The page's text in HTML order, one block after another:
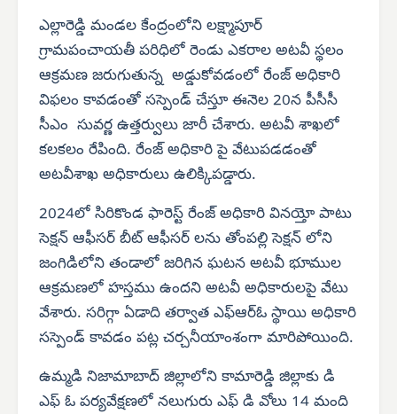
ఎల్లారెడ్డి మండల కేంద్రంలోని లక్ష్మాపూర్
గ్రామపంచాయతీ పరిధిలో రెండు ఎకరాల అటవీ స్థలం
ఆక్రమణ జరుగుతున్న అడ్డుకోవడంలో రేంజ్ అధికారి
విఫలం కావడంతో సస్పెండ్ చేస్తూ ఈనెల 20న పీసీసీ
సీఎం సువర్ణ ఉత్తర్వులు జారీ చేశారు. అటవీ శాఖలో
కలకలం రేపింది. రేంజ్ అధికారి పై వేటుపడడంతో
అటవీశాఖ అధికారులు ఉలిక్కిపడ్డారు.
2024లో సిరికొండ ఫారెస్ట్ రేంజ్ అధికారి వినయ్తో పాటు
సెక్షన్ ఆఫీసర్ బీట్ ఆఫీసర్ లను తోంపల్లి సెక్షన్ లోని
జంగిడిలోని తండాలో జరిగిన ఘటన అటవీ భూముల
ఆక్రమణలో హస్తము ఉందని అటవీ అధికారులపై వేటు
వేశారు. సరిగ్గా ఏడాది తర్వాత ఎఫ్‌ఆర్‌ఓ స్థాయి అధికారి
సస్పెండ్ కావడం పట్ల చర్చనీయాంశంగా మారిపోయింది.
ఉమ్మడి నిజామాబాద్ జిల్లాలోని కామారెడ్డి జిల్లాకు డి
ఎఫ్ ఓ పర్యవేక్షణలో నలుగురు ఎఫ్ డి వోలు 14 మంది